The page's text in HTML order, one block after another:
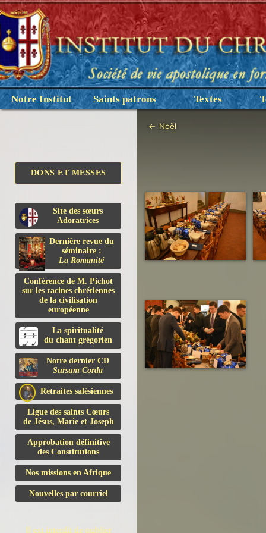
Notre Institut Saints patrons Textes
DONS ET MESSES
Site des sœurs
Adoratrices
Dernière revue du
séminaire :
La Romanité
Conférence de M. Pichot
sur les racines chrétiennes
de la civilisation
européenne
La spiritualité
du chant grégorien
Notre dernier CD
Sursum Corda
Retraites salésiennes
Ligue des saints Cœurs
de Jésus, Marie et Joseph
Approbation définitive
des Constitutions
Nos missions en Afrique
Nouvelles par courriel
Il est interdit de publier
← Noël